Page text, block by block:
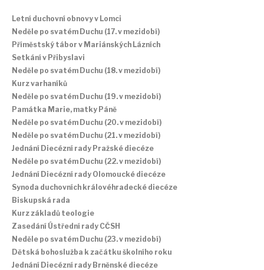
Letní duchovní obnovy v Lomci
Neděle po svatém Duchu (17. v mezidobí)
Příměstský tábor v Mariánských Lázních
Setkání v Přibyslavi
Neděle po svatém Duchu (18. v mezidobí)
Kurz varhaníků
Neděle po svatém Duchu (19. v mezidobí)
Památka Marie, matky Páně
Neděle po svatém Duchu (20. v mezidobí)
Neděle po svatém Duchu (21. v mezidobí)
Jednání Diecézní rady Pražské diecéze
Neděle po svatém Duchu (22. v mezidobí)
Jednání Diecézní rady Olomoucké diecéze
Synoda duchovních královéhradecké diecéze
Biskupská rada
Kurz základů teologie
Zasedání Ústřední rady CČSH
Neděle po svatém Duchu (23. v mezidobí)
Dětská bohoslužba k začátku školního roku
Jednání Diecézní rady Brněnské diecéze